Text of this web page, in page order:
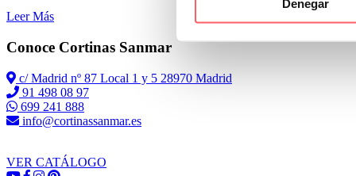
Denegar
Leer Más
Conoce Cortinas Sanmar
c/ Madrid nº 87 Local 1 y 5 28970 Madrid
91 498 08 97
699 241 888
info@cortinassanmar.es
VER CATÁLOGO